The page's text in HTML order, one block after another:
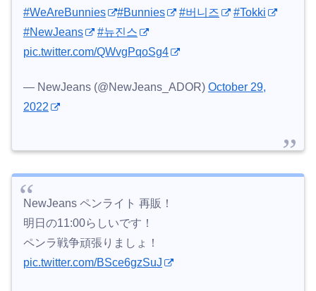
#WeAreBunnies
#Bunnies #버니즈
#Tokki
#NewJeans
#뉴진스
pic.twitter.com/QWvgPqoSg4
— NewJeans (@NewJeans_ADOR) October 29,
2022
NewJeans ペンライト 再販！
明日の11:00らしいです！
ペンラ戦争頑張りましょ！
pic.twitter.com/BSce6gzSuJ